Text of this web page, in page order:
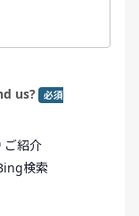
us? 必須
ご紹介
検索